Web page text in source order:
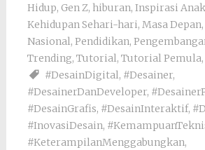
Hidup, Gen Z, hiburan, Inspirasi
Kehidupan Sehari-hari, Masa Depan,
Nasional, Pendidikan,
Trending, Tutorial, Tutorial Pemula,
#DesainDigital, #Desainer,
#DesainerDanDeveloper,
#DesainGrafis, #DesainInteraktif,
#InovasiDesain,
#KeterampilanMenggabungkan,